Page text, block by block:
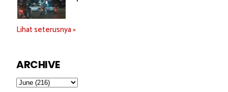
Lihat seterusnya »
ARCHIVE